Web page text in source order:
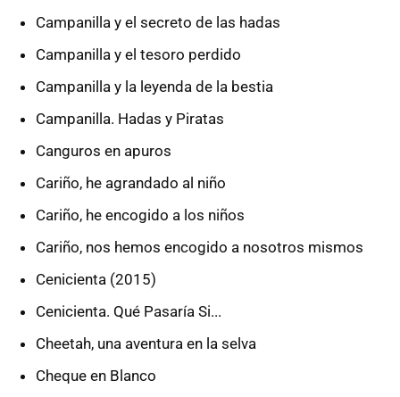
Campanilla y el secreto de las hadas
Campanilla y el tesoro perdido
Campanilla y la leyenda de la bestia
Campanilla. Hadas y Piratas
Canguros en apuros
Cariño, he agrandado al niño
Cariño, he encogido a los niños
Cariño, nos hemos encogido a nosotros mismos
Cenicienta (2015)
Cenicienta. Qué Pasaría Si...
Cheetah, una aventura en la selva
Cheque en Blanco